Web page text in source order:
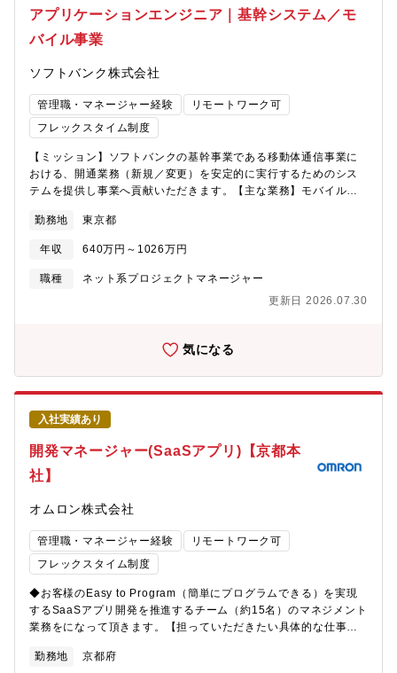
みしかない「プライム企業（防衛省と直接取引を行う企業）」の
一員として、防衛費予算の拡大を背景に更なる事業拡大が期待さ
れております。■安全保障における社会情勢の影響から国家GDPの
後15年で約3倍の市場拡大が見込まれています。■防衛省からの大
口案件増加に伴い、鎌倉製作所での売上高は前年度比107％の1兆
366億円と堅実な成長を遂げています。■平均年収869万円(2025
年3月期 有価証券報告書より)■平均勤続年数16.3年(2025年3月期
活用可能・平均有給休暇取得日数は17.3日(組合員平均)・離職率
3.4%(2024年度実績)・全社月平均残業時間22.9h(2024年度実
績)■福利厚生充実・社宅・家賃補助/寮（独身・単身赴任）/引越代
細設計、設計レビュー ・社外開発パートナーと連携したアプリ
ケーション開発マネジメント ・ソフトウェア開発環境構築、ソ
フトウェア開発プロセス構築③システム評価 ・車載器のアプリ
したHILS、車両でのシステム評価 ・ベンチ環境、自動評価環境
の構築 ・システム評価項目作成と評価マネジメント■本求人の想
定役割：チームリーダー・マネージャー【職場イメージ・職場ミ
ッション】<職場イメージ>・ソフトウェアファーストに向けて技
術を手の内化し新しい開発手法にチャレンジしている組織で
す。・30歳代の若い人が中心で、みんながチームとして助け合う
雰囲気の部署です。・トヨタ本社はいつでも試験車両を触れる環
境です。名古屋のミッドランドにもサテライトオフィスを持って
場環境で働くことができます。・メンバーはトヨタ社員だけでな
く委託会社、海外事業体など様々なスキル、知見を持ったメンバ
れる職場です。<ミッション>・世の中にない新しいコネクティッ
ドサービスをお客様に提供するためチャレンジすること・ソフト
がい＞・トヨタの中でも車両内の開発だけでなく、車外のインフ
ラとつながった新しい車の付加価値を提供することのできる部門
です。責任もありますが、自身が作った製品が商品化されるので
やりがいを得られる仕事です。また付き合っている関係会社もIT
ベンダー、部品メーカー、海外委託と多岐に渡り、社会人として
の経験ができ、成長を感じることができます。＜PR＞・今後数年
の間に、自動車産業に大変革期をもたらすといわれるキーワード
「CASE」。このCASEの「C」を意味する「Connected：コネク
ティッド」化により、これからのクルマは、「あらゆるサービス
現在グローバルにクルマのコネクティッド化を加速させていま
す。またモビリティーカンパニーへのモデルチェンジに向け、ソ
フトウェアファーストでのサービス/モノづくりへのモデルチェン
ジも積極的にスピード感を持って進めています。・我々のチーム
トの開発までを一貫して内製で行【採用の背景】■コネクティッド
サービスの新価値を創造し、自動車業界でのリーダーシップ確立■
コネクティッドの本格普及期を迎え、グローバル展開の拡大実務
アプリケーションエンジニア｜基幹システム／モ
バイル事業
ソフトバンク株式会社
管理職・マネージャー経験
リモートワーク可
フレックスタイム制度
【ミッション】ソフトバンクの基幹事業である移動体通信事業に
おける、開通業務（新規／変更）を安定的に実行するためのシス
テムを提供し事業へ貢献いただきます。【主な業務】モバイル事
す。経験に応じて、上流およびPJ推進にも関与頂きます。■システ
ム開発各種工程の実行（要件定義～開発～リリース）■システム開
発・維持／管理業務全般■関係部門との調整・折衝し生成AIを活用
した実装・試験の効率化※これまでの開発経験をもとにプロジェ
ソフトバンクの事業を支えるモバイル事業の大規模基幹システム
膨大な注文データを扱うシステムに携わることができます。★リ
リース直後の業務基幹システムを継続的に改善していくフェーズ
に携わり、プロダクトを育てながら価値を高めていく経験ができ
ます。★最新のテクノロジーに触れ、活用アイデアを自ら提案／
計画して、チャレンジできます。★AIのエキスパートなど、多様
なスキルセットを持つエキスパートたちとコラボレーションでき
る環境です。【採用部門】技術統括 ビジネスシステム開発本部 モ
バイルシステム統括部 モバイル基幹システム部 登録システム課└
移動体通信事業に関する業務システム（モバイル系サービスの注
を行う部門
勤務地 東京都
年収 640万円～1026万円
職種
ネット系プロジェクトマネージャー
更新日 2026.07.30
気になる
入社実績あり
開発マネージャー(SaaSアプリ)【京都本
社】
オムロン株式会社
管理職・マネージャー経験
リモートワーク可
フレックスタイム制度
◆お客様のEasy to Program（簡単にプログラムできる）を実現
するSaaSアプリ開発を推進するチーム（約15名）のマネジメント
業務をになって頂きます。【担っていただきたい具体的な仕事内
発方針の立案と遂行・開発予算の管理、100万円以下の予算執行認
勤務地 京都府